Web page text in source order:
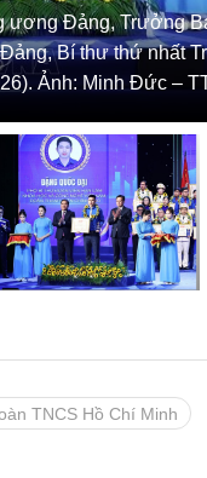
ương Đảng, Trưởng
Bí thư thứ nhất
Ảnh: Minh Đức –
TNCS Hồ Chí Minh